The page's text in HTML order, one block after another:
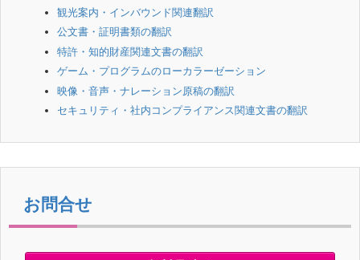
観光案内・インバウンド関連翻訳
公文書・証明書類の翻訳
特許・知的財産関連文書の翻訳
ゲーム・プログラムのローカラーゼーション
映像・音声・ナレーション原稿の翻訳
セキュリティ・社内コンプライアンス関連文書の翻訳
お問合せ